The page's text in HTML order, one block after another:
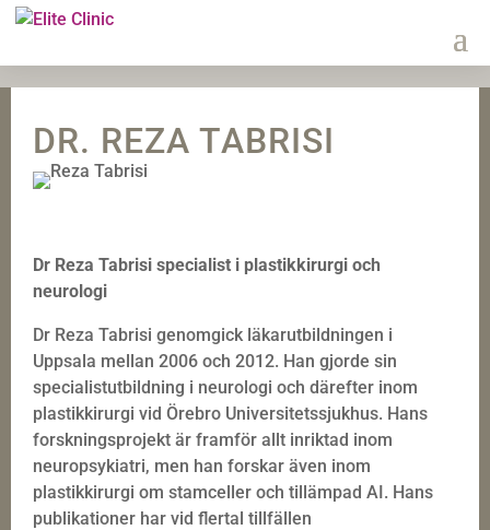
DR. REZA TABRISI
Dr Reza Tabrisi specialist i plastikkirurgi och
neurologi
Dr Reza Tabrisi genomgick läkarutbildningen i
Uppsala mellan 2006 och 2012. Han gjorde sin
specialistutbildning i neurologi och därefter inom
plastikkirurgi vid Örebro Universitetssjukhus. Hans
forskningsprojekt är framför allt inriktad inom
neuropsykiatri, men han forskar även inom
plastikkirurgi om stamceller och tillämpad AI. Hans
publikationer har vid flertal tillfällen